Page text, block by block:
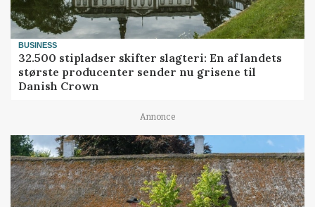
BUSINESS
32.500 stipladser skifter slagteri: En af landets
største producenter sender nu grisene til
Danish Crown
Annonce